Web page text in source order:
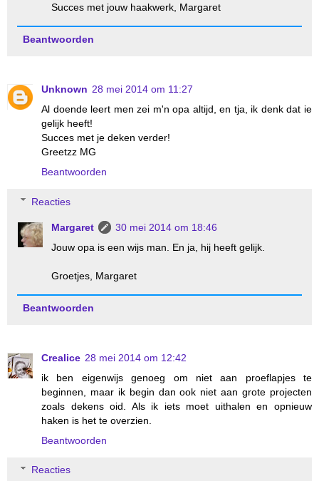
Succes met jouw haakwerk, Margaret
Beantwoorden
Unknown 28 mei 2014 om 11:27
Al doende leert men zei m'n opa altijd, en tja, ik denk dat ie
gelijk heeft!
Succes met je deken verder!
Greetzz MG
Beantwoorden
Reacties
Margaret
30 mei 2014 om 18:46
Jouw opa is een wijs man. En ja, hij heeft gelijk.
Groetjes, Margaret
Beantwoorden
Crealice 28 mei 2014 om 12:42
ik ben eigenwijs genoeg om niet aan proeflapjes te
beginnen, maar ik begin dan ook niet aan grote projecten
zoals dekens oid. Als ik iets moet uithalen en opnieuw
haken is het te overzien.
Beantwoorden
Reacties